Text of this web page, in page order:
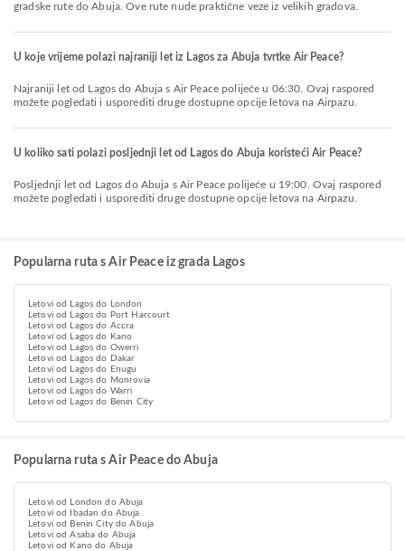
gradske rute do Abuja. Ove rute nude praktične veze iz velikih gradova.
U koje vrijeme polazi najraniji let iz Lagos za Abuja tvrtke Air Peace?
Najraniji let od Lagos do Abuja s Air Peace polijeće u 06:30. Ovaj raspored
možete pogledati i usporediti druge dostupne opcije letova na Airpazu.
U koliko sati polazi posljednji let od Lagos do Abuja koristeći Air Peace?
Posljednji let od Lagos do Abuja s Air Peace polijeće u 19:00. Ovaj raspored
možete pogledati i usporediti druge dostupne opcije letova na Airpazu.
Popularna ruta s Air Peace iz grada Lagos
Letovi od Lagos do London
Letovi od Lagos do Port Harcourt
Letovi od Lagos do Accra
Letovi od Lagos do Kano
Letovi od Lagos do Owerri
Letovi od Lagos do Dakar
Letovi od Lagos do Enugu
Letovi od Lagos do Monrovia
Letovi od Lagos do Warri
Letovi od Lagos do Benin City
Popularna ruta s Air Peace do Abuja
Letovi od London do Abuja
Letovi od Ibadan do Abuja
Letovi od Benin City do Abuja
Letovi od Asaba do Abuja
Letovi od Kano do Abuja